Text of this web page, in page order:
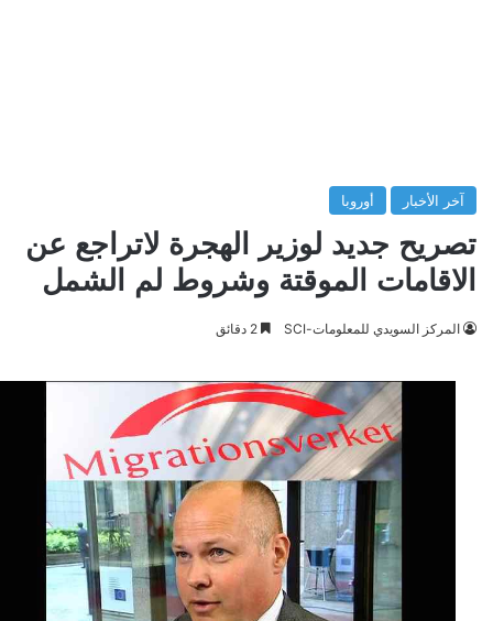
آخر الأخبار أوروبا
تصريح جديد لوزير الهجرة لاتراجع عن
الاقامات الموقتة وشروط لم الشمل
المركز السويدي للمعلومات-SCI